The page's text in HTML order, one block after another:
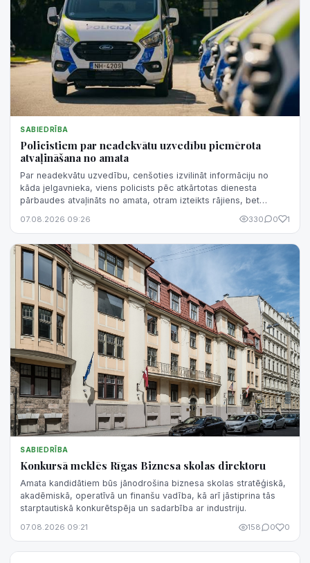
SABIEDRĪBA
Policistiem par neadekvātu uzvedību piemērota
atvaļināšana no amata
Par neadekvātu uzvedību, cenšoties izvilināt informāciju no
kāda jelgavnieka, viens policists pēc atkārtotas dienesta
pārbaudes atvaļināts no amata, otram izteikts rājiens, bet
07.08.2026 09:26 330 0 1
SABIEDRĪBA
Konkursā meklēs Rīgas Biznesa skolas direktoru
Amata kandidātiem būs jānodrošina biznesa skolas stratēģiskā,
akadēmiskā, operatīvā un finanšu vadība, kā arī jāstiprina tās
starptautiskā konkurētspēja un sadarbība ar industriju.
07.08.2026 09:21 158 0 0